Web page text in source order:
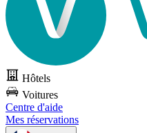
Hôtels
Voitures
Centre d'aide
Mes réservations